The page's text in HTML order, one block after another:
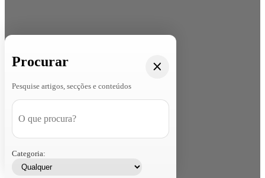
Procurar
Pesquise artigos, secções e conteúdos
Categoria: